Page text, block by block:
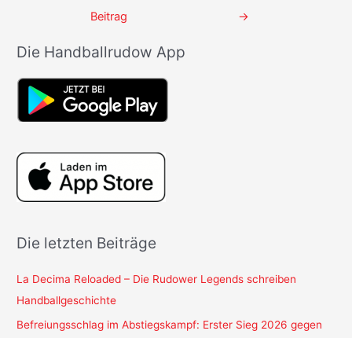
Beitrag
→
Die Handballrudow App
Die letzten Beiträge
La Decima Reloaded – Die Rudower Legends schreiben
Handballgeschichte
Befreiungsschlag im Abstiegskampf: Erster Sieg 2026 gegen